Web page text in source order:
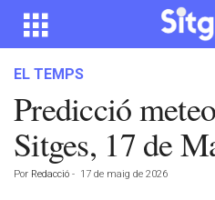
EL TEMPS
Predicció
Sitges, 17 de
Por Redacció - 17 de maig de 2026